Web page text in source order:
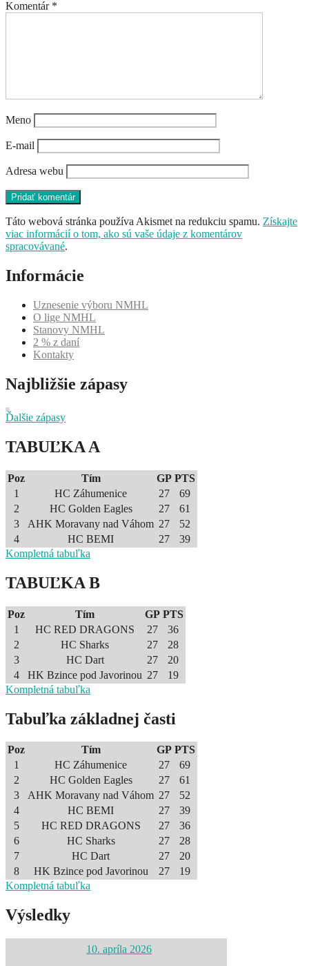
Komentár *
Meno
E-mail
Adresa webu
Táto webová stránka používa Akismet na redukciu spamu. Získajte
viac informácií o tom, ako sú vaše údaje z komentárov
spracovávané.
Informácie
Uznesenie výboru NMHL
O lige NMHL
Stanovy NMHL
2 % z daní
Kontakty
Najbližšie zápasy
Ďalšie zápasy
TABUĽKA A
Poz Tím GP PTS
1
HC Záhumenice 27
69
2
HC Golden Eagles 27
61
3
AHK Moravany nad Váhom 27
52
4
HC BEMI 27
39
Kompletná tabuľka
TABUĽKA B
Poz Tím GP PTS
1
HC RED DRAGONS 27
36
2
HC Sharks 27
28
3
HC Dart 27
20
4
HK Bzince pod Javorinou 27
19
Kompletná tabuľka
Tabuľka základnej časti
Poz Tím GP PTS
1
HC Záhumenice 27
69
2
HC Golden Eagles 27
61
3
AHK Moravany nad Váhom 27
52
4
HC BEMI 27
39
5
HC RED DRAGONS 27
36
6
HC Sharks 27
28
7
HC Dart 27
20
8
HK Bzince pod Javorinou 27
19
Kompletná tabuľka
Výsledky
10. apríla 2026